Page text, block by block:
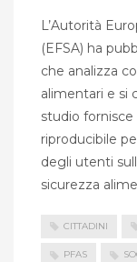
L’Autorità
(EFSA) ha
che analizza
alimentari e si
studio
riproducibile
degli utenti
sicurezza
CITTADINI
PFAS